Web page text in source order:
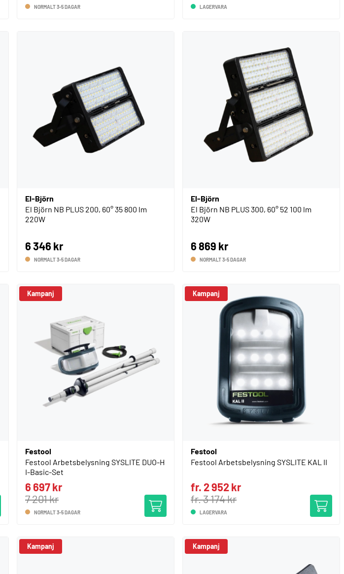
NORMALT 3-5 DAGAR LAGERVARA
El-Björn
El Björn NB PLUS 200, 60° 35 800 lm
220W
6 346 kr
NORMALT 3-5 DAGAR
El-Björn
El Björn NB PLUS 300, 60° 52 100 lm
320W
6 869 kr
NORMALT 3-5 DAGAR
Kampanj
Festool
Festool Arbetsbelysning SYSLITE DUO-H
I-Basic-Set
6 697 kr
7 201 kr
NORMALT 3-5 DAGAR
Kampanj
Festool
Festool Arbetsbelysning SYSLITE KAL II
fr. 2 952 kr
fr. 3 174 kr
LAGERVARA
Kampanj